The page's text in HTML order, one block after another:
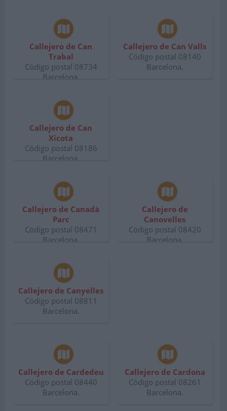
Callejero de Can
Trabal
Código postal 08734
Barcelona.
Callejero de Can Valls
Código postal 08140
Barcelona.
Callejero de Can
Xicota
Código postal 08186
Barcelona.
Callejero de Canadà
Parc
Código postal 08471
Barcelona.
Callejero de
Canovelles
Código postal 08420
Barcelona.
Callejero de Canyelles
Código postal 08811
Barcelona.
Callejero de Cardedeu
Código postal 08440
Barcelona.
Callejero de Cardona
Código postal 08261
Barcelona.